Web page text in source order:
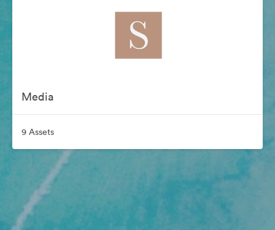
Media
9 Assets